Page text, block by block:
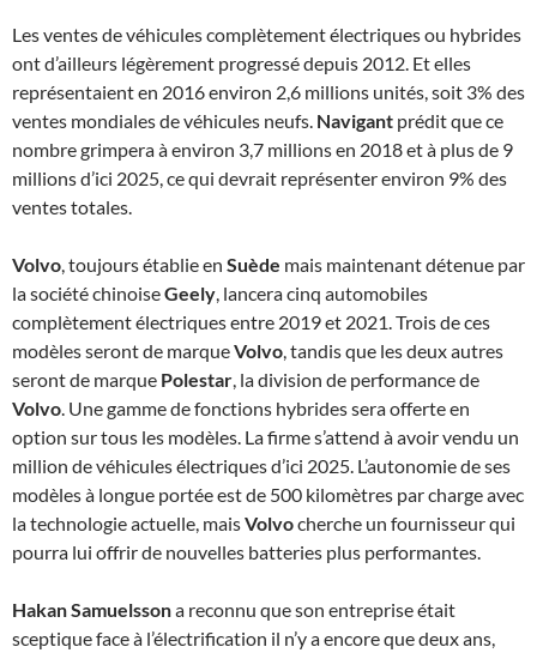
Les ventes de véhicules complètement électriques ou hybrides
ont d’ailleurs légèrement progressé depuis 2012. Et elles
représentaient en 2016 environ 2,6 millions unités, soit 3% des
ventes mondiales de véhicules neufs. Navigant prédit que ce
nombre grimpera à environ 3,7 millions en 2018 et à plus de 9
millions d’ici 2025, ce qui devrait représenter environ 9% des
ventes totales.
Volvo, toujours établie en Suède mais maintenant détenue par
la société chinoiseGeely, lancera cinq automobiles
complètement électriques entre 2019 et 2021. Trois de ces
modèles seront de marqueVolvo, tandis que les deux autres
seront de marque Polestar, la division de performance de
Volvo. Une gamme de fonctions hybrides sera offerte en
option sur tous les modèles. La firme s’attend à avoir vendu un
million de véhicules électriques d’ici 2025. L’autonomie de ses
modèles à longue portée est de 500 kilomètres par charge avec
la technologie actuelle, maisVolvocherche un fournisseur qui
pourra lui offrir de nouvelles batteries plus performantes.
Hakan Samuelssona reconnu que son entreprise était
sceptique face à l’électrification il n’y a encore que deux ans,